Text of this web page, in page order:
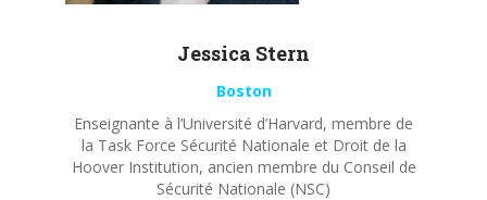
Jessica Stern
Boston
Enseignante à l’Université d’Harvard, membre de
la Task Force Sécurité Nationale et Droit de la
Hoover Institution, ancien membre du Conseil de
Sécurité Nationale (NSC)